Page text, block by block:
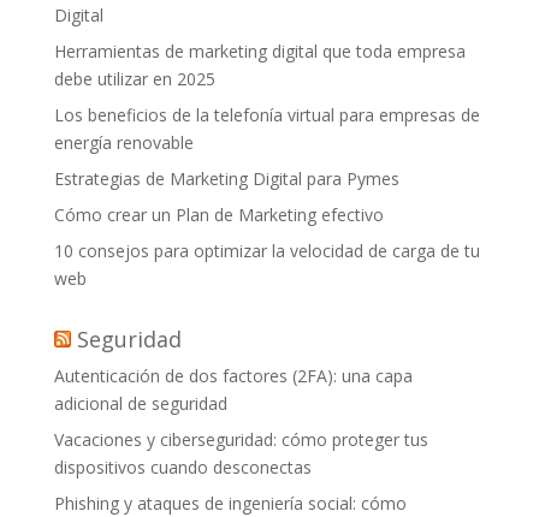
Digital
Herramientas de marketing digital que toda empresa
debe utilizar en 2025
Los beneficios de la telefonía virtual para empresas de
energía renovable
Estrategias de Marketing Digital para Pymes
Cómo crear un Plan de Marketing efectivo
10 consejos para optimizar la velocidad de carga de tu
web
Seguridad
Autenticación de dos factores (2FA): una capa
adicional de seguridad
Vacaciones y ciberseguridad: cómo proteger tus
dispositivos cuando desconectas
Phishing y ataques de ingeniería social: cómo